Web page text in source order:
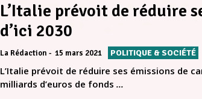
L’Italie prévoit de réduire
d’ici 2030
La Rédaction 15 mars 2021 POLITIQUE & SOCIÉTÉ
L’Italie prévoit de réduire ses émissions de
milliards d’euros de fonds ...